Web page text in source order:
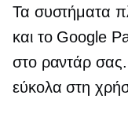
Τα συστήματα
και το Google
στο ραντάρ
εύκολα στη